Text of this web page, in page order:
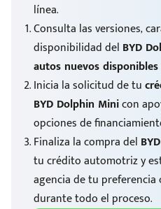
línea.
Consulta las versiones,
disponibilidad del BYD
autos nuevos
Inicia la solicitud de tu
BYD Dolphin Minicon
opciones de
Finaliza la compra del
tu crédito automotriz y
agencia de tu
durante todo el proceso.